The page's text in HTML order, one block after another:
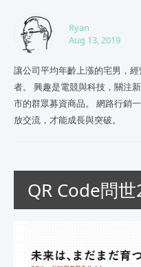
Ryan
Aug 13, 2019
讓公司平均年齡上漲的宅男，
者。 興趣是電競與科技，關注
市的群眾募資商品。 網路行銷
放交流，才能成長與突破。
QR Code問